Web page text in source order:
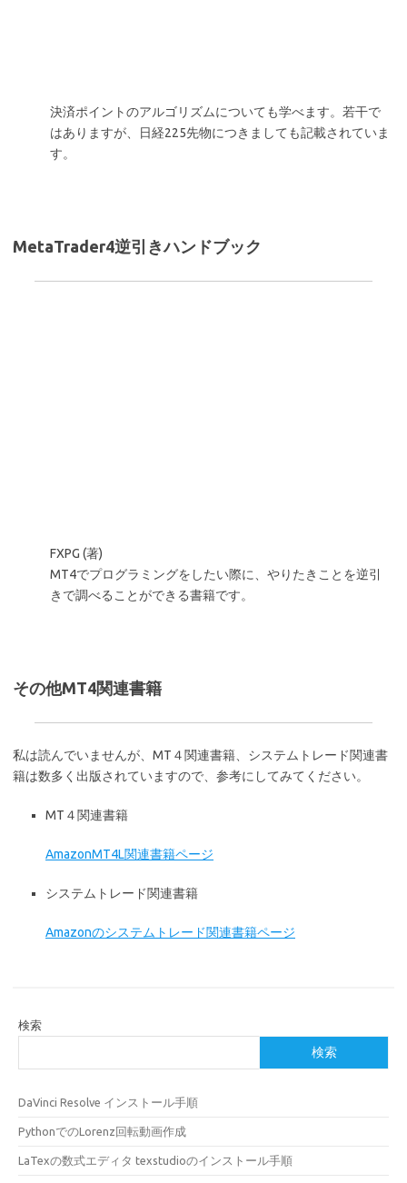
決済ポイントのアルゴリズムについても学べます。若干で
はありますが、日経225先物につきましても記載されていま
す。
MetaTrader4逆引きハンドブック
FXPG (著)
MT4でプログラミングをしたい際に、やりたきことを逆引
きで調べることができる書籍です。
その他MT4関連書籍
私は読んでいませんが、MT４関連書籍、システムトレード関連書
籍は数多く出版されていますので、参考にしてみてください。
MT４関連書籍
AmazonMT4L関連書籍ページ
システムトレード関連書籍
Amazonのシステムトレード関連書籍ページ
検索
検索
DaVinci Resolve インストール手順
PythonでのLorenz回転動画作成
LaTexの数式エディタ texstudioのインストール手順